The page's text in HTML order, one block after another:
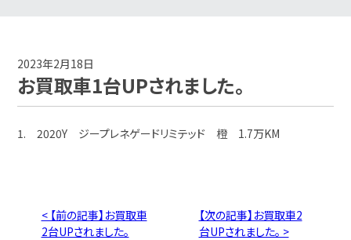
フェラーリ買取実績
2023年2月18日
お買取車1台UPされました。
1. 2020Y ジープレネゲードリミテッド 橙 1.7万KM
< 【前の記事】お買取車
2台UPされました。
【次の記事】お買取車2
台UPされました。 >